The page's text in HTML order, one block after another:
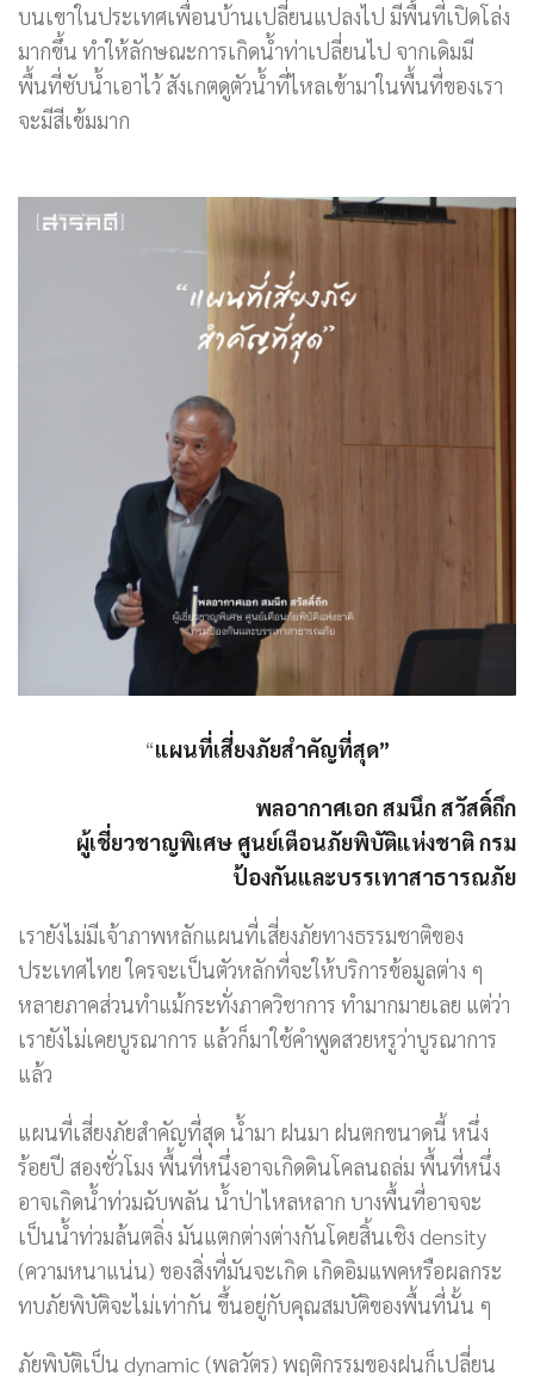
บนเขาในประเทศเพื่อนบ้านเปลี่ยนแปลงไป มีพื้นที่เปิดโล่ง
มากขึ้น ทำให้ลักษณะการเกิดน้ำท่าเปลี่ยนไป จากเดิมมี
พื้นที่ซับน้ำเอาไว้ สังเกตดูตัวน้ำที่ไหลเข้ามาในพื้นที่ของเรา
จะมีสีเข้มมาก
“แผนที่เสี่ยงภัยสำคัญที่สุด”
พลอากาศเอก สมนึก สวัสดิ์ถึก
ผู้เชี่ยวชาญพิเศษ ศูนย์เตือนภัยพิบัติแห่งชาติ กรม
ป้องกันและบรรเทาสาธารณภัย
เรายังไม่มีเจ้าภาพหลักแผนที่เสี่ยงภัยทางธรรมชาติของ
ประเทศไทย ใครจะเป็นตัวหลักที่จะให้บริการข้อมูลต่าง ๆ
หลายภาคส่วนทำแม้กระทั่งภาควิชาการ ทำมากมายเลย แต่ว่า
เรายังไม่เคยบูรณาการ แล้วก็มาใช้คำพูดสวยหรูว่าบูรณาการ
แล้ว
แผนที่เสี่ยงภัยสำคัญที่สุด น้ำมา ฝนมา ฝนตกขนาดนี้ หนึ่ง
ร้อยปี สองชั่วโมง พื้นที่หนึ่งอาจเกิดดินโคลนถล่ม พื้นที่หนึ่ง
อาจเกิดน้ำท่วมฉับพลัน น้ำป่าไหลหลาก บางพื้นที่อาจจะ
เป็นน้ำท่วมล้นตลิ่ง มันแตกต่างต่างกันโดยสิ้นเชิง density
(ความหนาแน่น) ของสิ่งที่มันจะเกิด เกิดอิมแพคหรือผลกระ
ทบภัยพิบัติจะไม่เท่ากัน ขึ้นอยู่กับคุณสมบัติของพื้นที่นั้น ๆ
ภัยพิบัติเป็น dynamic (พลวัตร) พฤติกรรมของฝนก็เปลี่ยน